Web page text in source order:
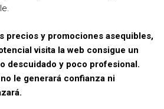
precios y promociones asequibles,
visita la web consigue un
descuidado y poco profesional.
le generará confianza ni